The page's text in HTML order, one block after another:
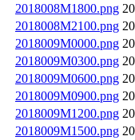
2018008M1800.png
2018008M2100.png
2018009M0000.png
2018009M0300.png
2018009M0600.png
2018009M0900.png
2018009M1200.png
2018009M1500.png